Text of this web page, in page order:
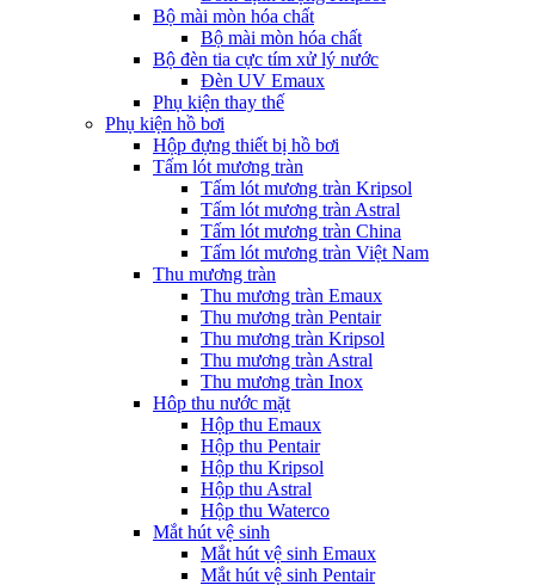
Bộ mài mòn hóa chất
Bộ mài mòn hóa chất
Bộ đèn tia cực tím xử lý nước
Đèn UV Emaux
Phụ kiện thay thế
Phụ kiện hồ bơi
Hộp đựng thiết bị hồ bơi
Tấm lót mương tràn
Tấm lót mương tràn Kripsol
Tấm lót mương tràn Astral
Tấm lót mương tràn China
Tấm lót mương tràn Việt Nam
Thu mương tràn
Thu mương tràn Emaux
Thu mương tràn Pentair
Thu mương tràn Kripsol
Thu mương tràn Astral
Thu mương tràn Inox
Hôp thu nước mặt
Hộp thu Emaux
Hộp thu Pentair
Hộp thu Kripsol
Hộp thu Astral
Hộp thu Waterco
Mắt hút vệ sinh
Mắt hút vệ sinh Emaux
Mắt hút vệ sinh Pentair